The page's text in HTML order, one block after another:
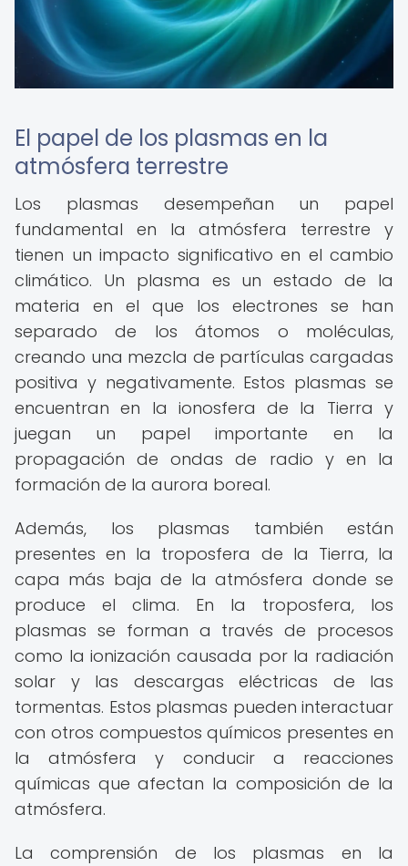
El papel de los plasmas en la
atmósfera terrestre
Los plasmas desempeñan un papel
fundamental en la atmósfera terrestre y
tienen un impacto significativo en el cambio
climático. Un plasma es un estado de la
materia en el que los electrones se han
separado de los átomos o moléculas,
creando una mezcla de partículas cargadas
positiva y negativamente. Estos plasmas se
encuentran en la ionosfera de la Tierra y
juegan un papel importante en la
propagación de ondas de radio y en la
formación de la aurora boreal.
Además, los plasmas también están
presentes en la troposfera de la Tierra, la
capa más baja de la atmósfera donde se
produce el clima. En la troposfera, los
plasmas se forman a través de procesos
como la ionización causada por la radiación
solar y las descargas eléctricas de las
tormentas. Estos plasmas pueden interactuar
con otros compuestos químicos presentes en
la atmósfera y conducir a reacciones
químicas que afectan la composición de la
atmósfera.
La comprensión de los plasmas en la